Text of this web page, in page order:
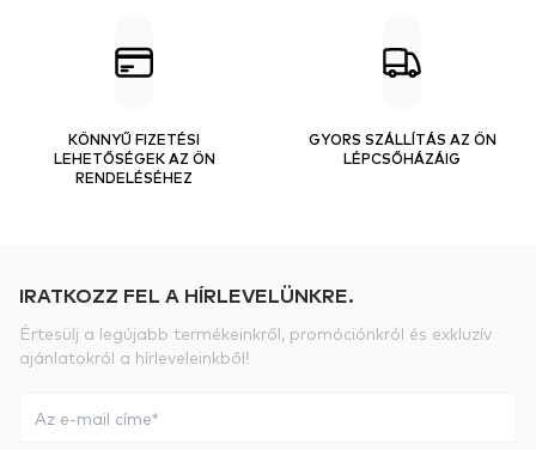
KÖNNYŰ FIZETÉSI
LEHETŐSÉGEK AZ ÖN
RENDELÉSÉHEZ
GYORS SZÁLLÍTÁS AZ ÖN
LÉPCSŐHÁZÁIG
IRATKOZZ FEL A HÍRLEVELÜNKRE.
Értesülj a legújabb termékeinkről, promóciónkról és exkluzív
ajánlatokról a hírleveleinkből!